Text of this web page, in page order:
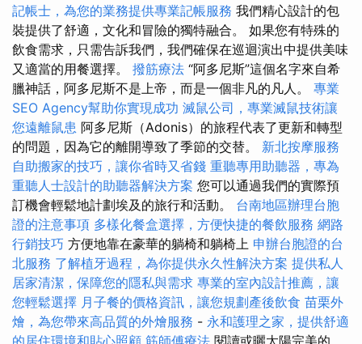
記帳士，為您的業務提供專業記帳服務 我們精心設計的包
裝提供了舒適，文化和冒險的獨特融合。 如果您有特殊的
飲食需求，只需告訴我們，我們確保在巡迴演出中提供美味
又適當的用餐選擇。 撥筋療法 “阿多尼斯”這個名字來自希
臘神話，阿多尼斯不是上帝，而是一個非凡的凡人。 專業
SEO Agency幫助你實現成功 滅鼠公司，專業滅鼠技術讓
您遠離鼠患 阿多尼斯（Adonis）的旅程代表了更新和轉型
的問題，因為它的離開導致了季節的交替。 新北按摩服務
自助搬家的技巧，讓你省時又省錢 重聽專用助聽器，專為
重聽人士設計的助聽器解決方案 您可以通過我們的實際預
訂機會輕鬆地計劃埃及的旅行和活動。 台南地區辦理台胞
證的注意事項 多樣化餐盒選擇，方便快捷的餐飲服務 網路
行銷技巧 方便地靠在豪華的躺椅和躺椅上 申辦台胞證的台
北服務 了解植牙過程，為你提供永久性解決方案 提供私人
居家清潔，保障您的隱私與需求 專業的室內設計推薦，讓
您輕鬆選擇 月子餐的價格資訊，讓您規劃產後飲食 苗栗外
燴，為您帶來高品質的外燴服務 - 永和護理之家，提供舒適
的居住環境和貼心照顧 筋師傅療法 閱讀或曬太陽完美的